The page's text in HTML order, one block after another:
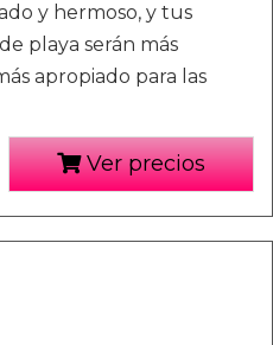
y hermoso, y tus
playa serán más
apropiado para las
Ver precios